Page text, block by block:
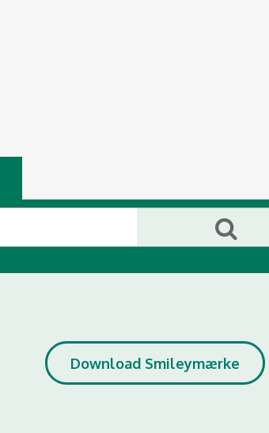
Download Smileymærke